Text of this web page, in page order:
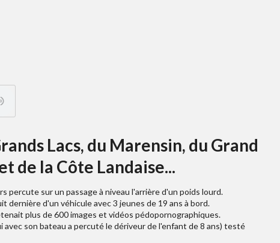
Lacs, du Marensin, du Grand
de la Côte Landaise...
percute sur un passage à niveau l'arrière d'un poids lourd.
dernière d'un véhicule avec 3 jeunes de 19 ans à bord.
plus de 600 images et vidéos pédopornographiques.
avec son bateau a percuté le dériveur de l'enfant de 8 ans) testé